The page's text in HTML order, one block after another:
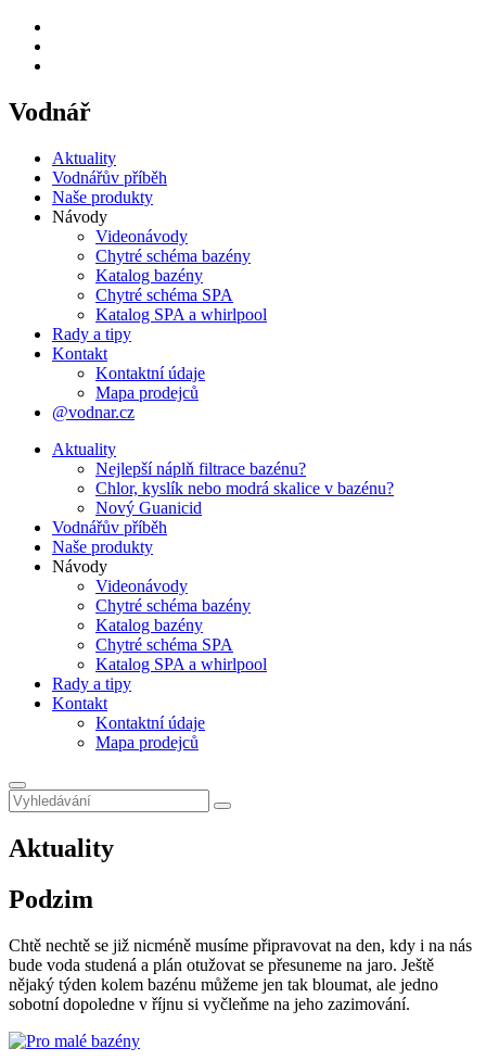
Vodnář
Aktuality
Vodnářův příběh
Naše produkty
Návody
Videonávody
Chytré schéma bazény
Katalog bazény
Chytré schéma SPA
Katalog SPA a whirlpool
Rady a tipy
Kontakt
Kontaktní údaje
Mapa prodejců
@vodnar.cz
Aktuality
Nejlepší náplň filtrace bazénu?
Chlor, kyslík nebo modrá skalice v bazénu?
Nový Guanicid
Vodnářův příběh
Naše produkty
Návody
Videonávody
Chytré schéma bazény
Katalog bazény
Chytré schéma SPA
Katalog SPA a whirlpool
Rady a tipy
Kontakt
Kontaktní údaje
Mapa prodejců
Aktuality
Podzim
Chtě nechtě se již nicméně musíme připravovat na den, kdy i na nás
bude voda studená a plán otužovat se přesuneme na jaro. Ještě
nějaký týden kolem bazénu můžeme jen tak bloumat, ale jedno
sobotní dopoledne v říjnu si vyčleňme na jeho zazimování.